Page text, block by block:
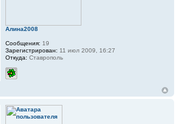
Алина2008
Сообщения: 19
Зарегистрирован: 11 июл 2009, 16:27
Откуда: Ставрополь